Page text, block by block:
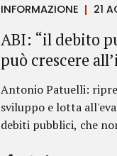
INFORMAZIONE 21
ABI: “il debito
può crescere
Antonio Patuelli:
sviluppo e lotta
debiti pubblici, che